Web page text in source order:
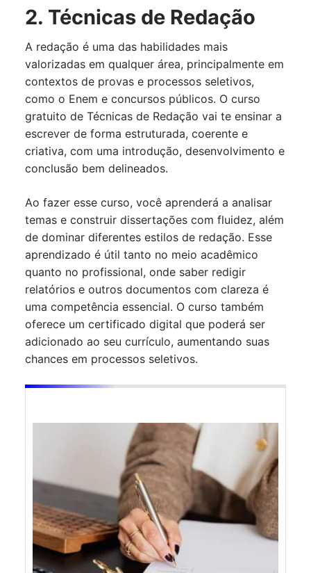
2. Técnicas de Redação
A redação é uma das habilidades mais
valorizadas em qualquer área, principalmente em
contextos de provas e processos seletivos,
como o Enem e concursos públicos. O curso
gratuito de Técnicas de Redação vai te ensinar a
escrever de forma estruturada, coerente e
criativa, com uma introdução, desenvolvimento e
conclusão bem delineados.
Ao fazer esse curso, você aprenderá a analisar
temas e construir dissertações com fluidez, além
de dominar diferentes estilos de redação. Esse
aprendizado é útil tanto no meio acadêmico
quanto no profissional, onde saber redigir
relatórios e outros documentos com clareza é
uma competência essencial. O curso também
oferece um certificado digital que poderá ser
adicionado ao seu currículo, aumentando suas
chances em processos seletivos.